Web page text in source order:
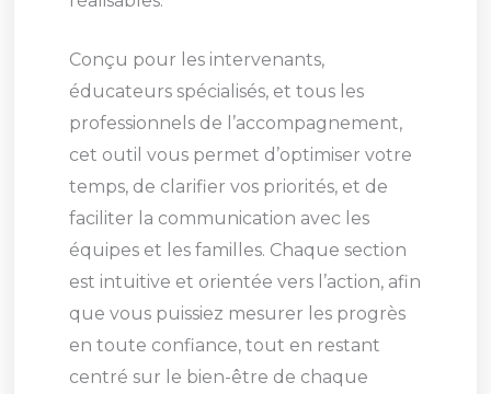
Conçu pour les intervenants,
éducateurs spécialisés, et tous les
professionnels de l’accompagnement,
cet outil vous permet d’optimiser votre
temps, de clarifier vos priorités, et de
faciliter la communication avec les
équipes et les familles. Chaque section
est intuitive et orientée vers l’action, afin
que vous puissiez mesurer les progrès
en toute confiance, tout en restant
centré sur le bien-être de chaque